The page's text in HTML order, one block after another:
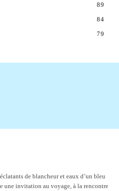
89
84
79
de blancheur et eaux d’un bleu
une invitation au voyage, à la rencontre